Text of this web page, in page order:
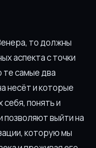
то должны
аспекта с точки
те самые два
несёт и которые
понять и
позволяют выйти на
которую мы